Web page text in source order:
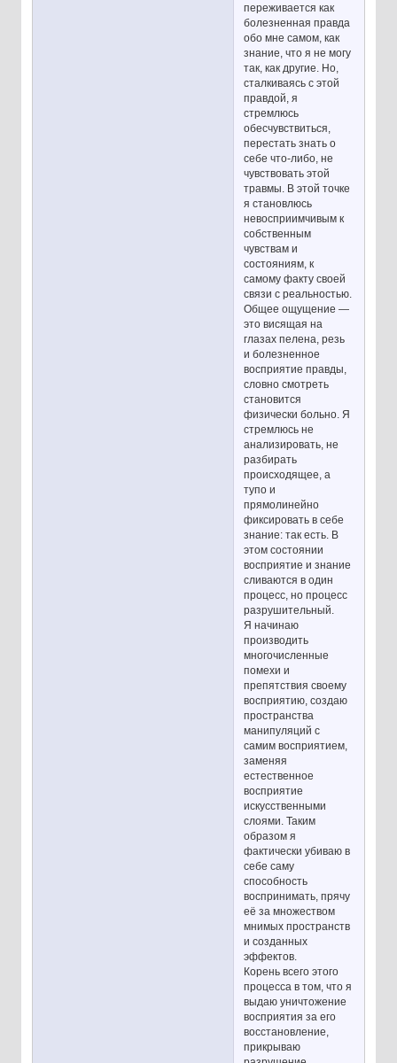
переживается как
болезненная правда
обо мне самом, как
знание, что я не могу
так, как другие. Но,
сталкиваясь с этой
правдой, я
стремлюсь
обесчувствиться,
перестать знать о
себе что-либо, не
чувствовать этой
травмы. В этой точке
я становлюсь
невосприимчивым к
собственным
чувствам и
состояниям, к
самому факту своей
связи с реальностью.
Общее ощущение —
это висящая на
глазах пелена, резь
и болезненное
восприятие правды,
словно смотреть
становится
физически больно. Я
стремлюсь не
анализировать, не
разбирать
происходящее, а
тупо и
прямолинейно
фиксировать в себе
знание: так есть. В
этом состоянии
восприятие и знание
сливаются в один
процесс, но процесс
разрушительный.
Я начинаю
производить
многочисленные
помехи и
препятствия своему
восприятию, создаю
пространства
манипуляций с
самим восприятием,
заменяя
естественное
восприятие
искусственными
слоями. Таким
образом я
фактически убиваю в
себе саму
способность
воспринимать, прячу
её за множеством
мнимых пространств
и созданных
эффектов.
Корень всего этого
процесса в том, что я
выдаю уничтожение
восприятия за его
восстановление,
прикрываю